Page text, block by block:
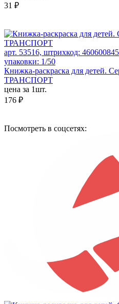
31 ₽
арт. 53516, штрихкод:
упаковки: 1/50
Книжка-раскраска для детей.
ТРАНСПОРТ
цена за 1шт.
176 ₽
Посмотреть в соцсетях: